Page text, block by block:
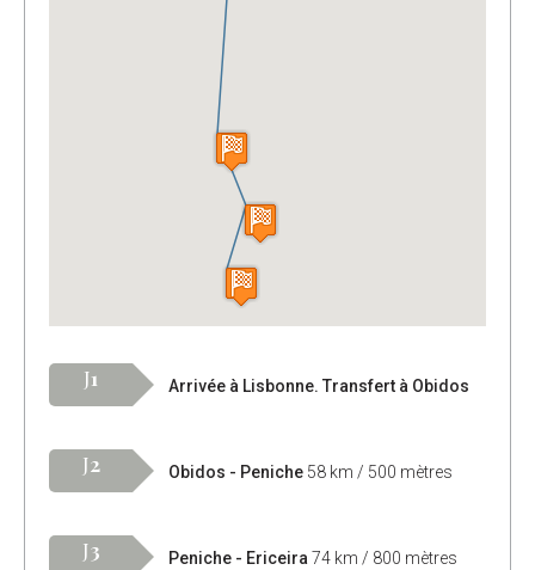
J1 Arrivée à Lisbonne. Transfert à Obidos
J2 Obidos - Peniche 58 km / 500 mètres
J3 Peniche - Ericeira 74 km / 800 mètres